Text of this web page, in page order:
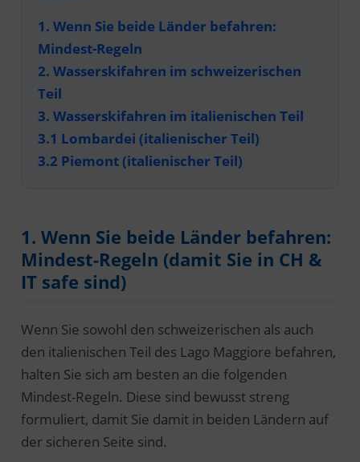
1. Wenn Sie beide Länder befahren:
Mindest-Regeln
2. Wasserskifahren im schweizerischen
Teil
3. Wasserskifahren im italienischen Teil
3.1 Lombardei (italienischer Teil)
3.2 Piemont (italienischer Teil)
1. Wenn Sie beide Länder befahren:
Mindest-Regeln (damit Sie in CH &
IT safe sind)
Wenn Sie sowohl den schweizerischen als auch
den italienischen Teil des Lago Maggiore befahren,
halten Sie sich am besten an die folgenden
Mindest-Regeln. Diese sind bewusst streng
formuliert, damit Sie damit in beiden Ländern auf
der sicheren Seite sind.